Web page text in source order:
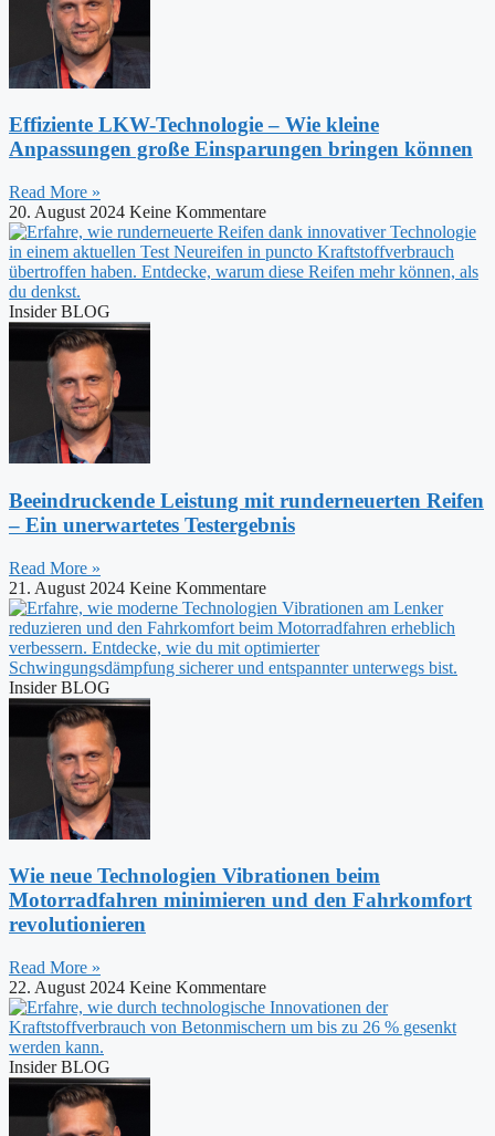
Effiziente LKW-Technologie – Wie kleine
Anpassungen große Einsparungen bringen können
Read More »
20. August 2024 Keine Kommentare
Insider BLOG
Beeindruckende Leistung mit runderneuerten Reifen
– Ein unerwartetes Testergebnis
Read More »
21. August 2024 Keine Kommentare
Insider BLOG
Wie neue Technologien Vibrationen beim
Motorradfahren minimieren und den Fahrkomfort
revolutionieren
Read More »
22. August 2024 Keine Kommentare
Insider BLOG